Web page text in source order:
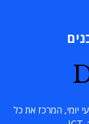
יומי, המרכז את כל